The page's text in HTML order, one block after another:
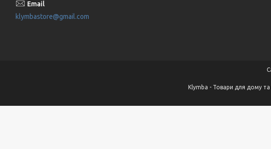
klymbastore@gmail.com